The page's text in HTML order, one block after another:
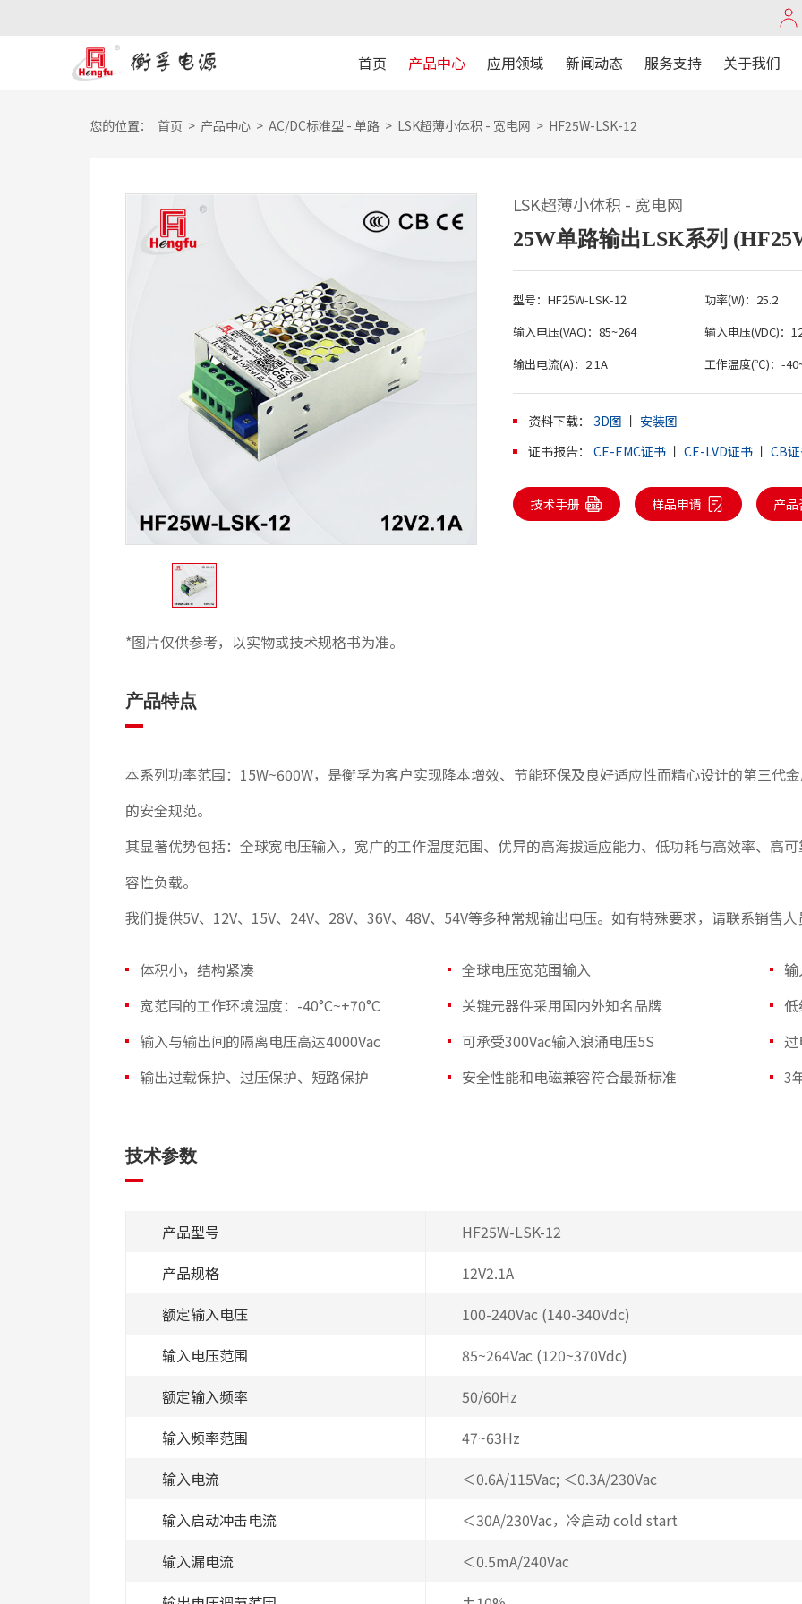
首页 产品中心 应用领域 新闻动态 服务支持 关于我们
您的位置： 首页 > 产品中心 > AC/DC标准型 - 单路 > LSK超薄小体积 - 宽电网 > HF25W-LSK-12
*图片仅供参考，以实物或技术规格书为准。
LSK超薄小体积 - 宽电网
25W单路输出LSK系列
型号：HF25W-LSK-12 功率(W)：25.2
输入电压(VAC)：85~264 输入电压(VDC)：
输出电流(A)：2.1A 工作温度(℃)：-
资料下载： 3D图 丨 安装图
证书报告： CE-EMC证书 丨 CE-LVD证书 丨 CB
技术手册 样品申请 产
产品特点
本系列功率范围：15W~600W，是衡孚为客户实现降本增效、节能环保及良好适应性而精心设计的第三代
的安全规范。
其显著优势包括：全球宽电压输入，宽广的工作温度范围、优异的高海拔适应能力、低功耗与高效率、高
容性负载。
我们提供5V、12V、15V、24V、28V、36V、48V、54V等多种常规输出电压。如有特殊要求，请联系销售
体积小，结构紧凑
宽范围的工作环境温度：-40°C~+70°C
输入与输出间的隔离电压高达4000Vac
输出过载保护、过压保护、短路保护
全球电压宽范围输入
关键元器件采用国内外知名品牌
可承受300Vac输入浪涌电压5S
安全性能和电磁兼容符合最新标准
3
技术参数
产品型号
HF25W-LSK-12
产品规格
12V2.1A
额定输入电压
100-240Vac (140-340Vdc)
输入电压范围
85~264Vac (120~370Vdc)
额定输入频率
50/60Hz
输入频率范围
47~63Hz
输入电流
＜0.6A/115Vac; ＜0.3A/230Vac
输入启动冲击电流
＜30A/230Vac，冷启动 cold start
输入漏电流
＜0.5mA/240Vac